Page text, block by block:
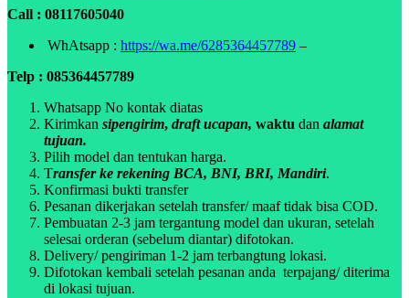
Call : 08117605040
WhAtsapp : https://wa.me/6285364457789 –
Telp : 085364457789
Whatsapp No kontak diatas
Kirimkan sipengirim, draft ucapan, waktu dan alamat
tujuan.
Pilih model dan tentukan harga.
Transfer ke rekening BCA, BNI, BRI, Mandiri.
Konfirmasi bukti transfer
Pesanan dikerjakan setelah transfer/ maaf tidak bisa COD.
Pembuatan 2-3 jam tergantung model dan ukuran, setelah
selesai orderan (sebelum diantar) difotokan.
Delivery/ pengiriman 1-2 jam terbangtung lokasi.
Difotokan kembali setelah pesanan anda terpajang/ diterima
di lokasi tujuan.